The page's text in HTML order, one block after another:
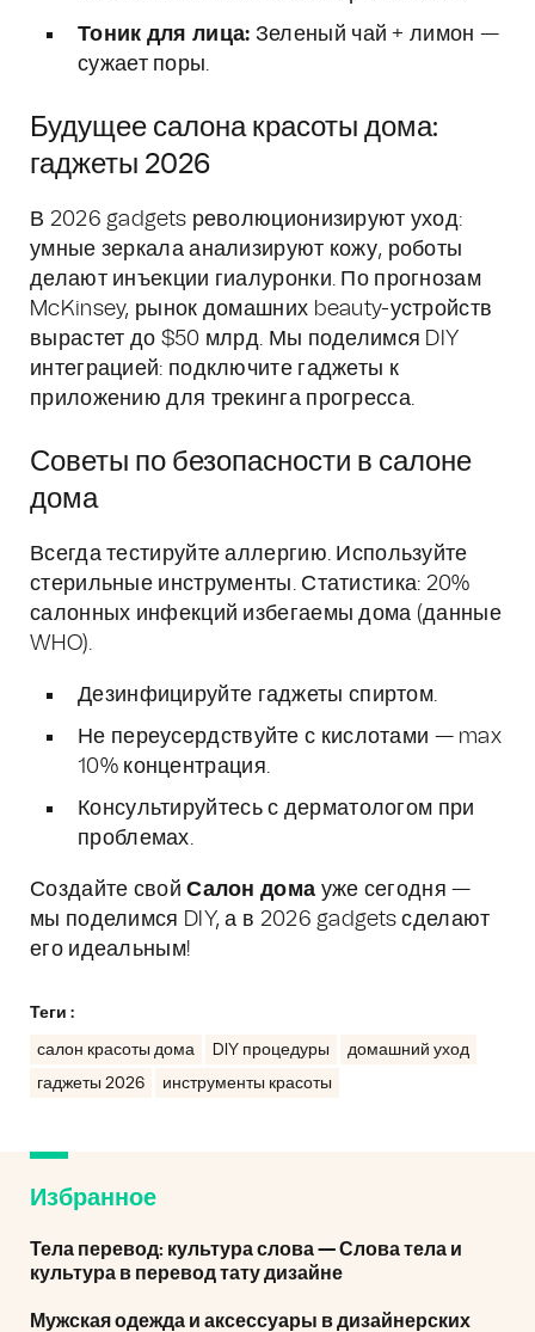
Тоник для лица: Зеленый чай + лимон —
сужает поры.
Будущее салона красоты дома:
гаджеты 2026
В 2026 gadgets революционизируют уход:
умные зеркала анализируют кожу, роботы
делают инъекции гиалуронки. По прогнозам
McKinsey, рынок домашних beauty-устройств
вырастет до $50 млрд. Мы поделимся DIY
интеграцией: подключите гаджеты к
приложению для трекинга прогресса.
Советы по безопасности в салоне
дома
Всегда тестируйте аллергию. Используйте
стерильные инструменты. Статистика: 20%
салонных инфекций избегаемы дома (данные
WHO).
Дезинфицируйте гаджеты спиртом.
Не переусердствуйте с кислотами — max
10% концентрация.
Консультируйтесь с дерматологом при
проблемах.
Создайте свойСалон дома уже сегодня —
мы поделимся DIY, а в 2026 gadgets сделают
его идеальным!
Теги :
салон красоты дома DIY процедуры
домашний уход
гаджеты 2026
инструменты красоты
Избранное
Тела перевод: культура слова — Слова тела и
культура в перевод тату дизайне
Мужская одежда и аксессуары в дизайнерских